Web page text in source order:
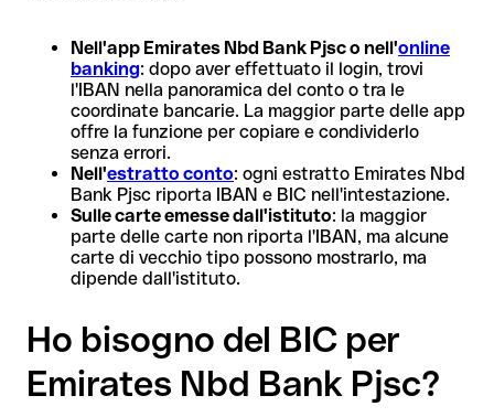
Nell'app Emirates Nbd Bank Pjsc o nell'online
banking: dopo aver effettuato il login, trovi
l'IBAN nella panoramica del conto o tra le
coordinate bancarie. La maggior parte delle app
offre la funzione per copiare e condividerlo
senza errori.
Nell'estratto conto: ogni estratto Emirates Nbd
Bank Pjsc riporta IBAN e BIC nell'intestazione.
Sulle carte emesse dall'istituto: la maggior
parte delle carte non riporta l'IBAN, ma alcune
carte di vecchio tipo possono mostrarlo, ma
dipende dall'istituto.
Ho bisogno del BIC per
Emirates Nbd Bank Pjsc?